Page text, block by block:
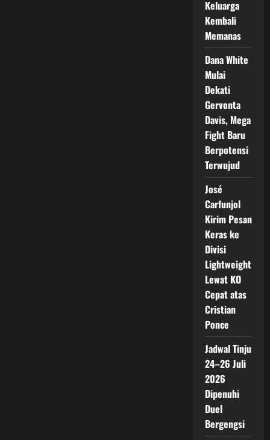
Keluarga
Kembali
Memanas
Dana White
Mulai
Dekati
Gervonta
Davis, Mega
Fight Baru
Berpotensi
Terwujud
José
Carfunjol
Kirim Pesan
Keras ke
Divisi
Lightweight
Lewat KO
Cepat atas
Cristian
Ponce
Jadwal Tinju
24–26 Juli
2026
Dipenuhi
Duel
Bergengsi